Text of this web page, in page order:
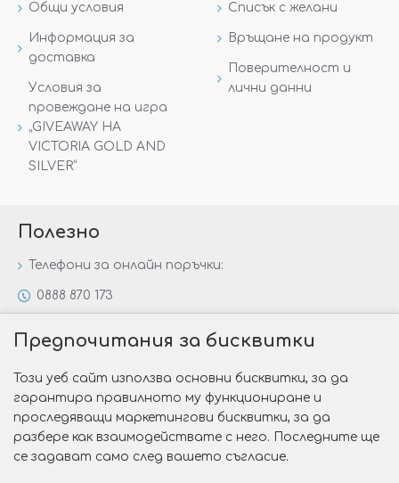
Общи условия
Информация за
доставка
Условия за
провеждане на игра
„GIVEAWAY НА
VICTORIA GOLD AND
SILVER“
Списък с желани
Връщане на продукт
Поверителност и
лични данни
Полезно
Телефони за онлайн поръчки:
0888 870 173
Специални предложения
Защо да изберете Victoria Gold&Silver?
Как да изберем годежен пръстен?
Предпочитания за бисквитки
Този уеб сайт използва основни бисквитки, за да
гарантира правилното му функциониране и
проследяващи маркетингови бисквитки, за да
разбере как взаимодействате с него. Последните ще
се задават само след вашето съгласие.